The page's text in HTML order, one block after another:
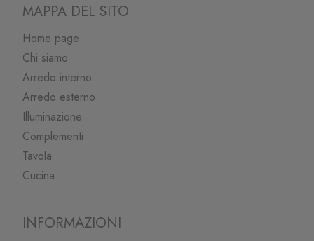
MAPPA DEL SITO
Home page
Chi siamo
Arredo interno
Arredo esterno
Illuminazione
Complementi
Tavola
Cucina
INFORMAZIONI